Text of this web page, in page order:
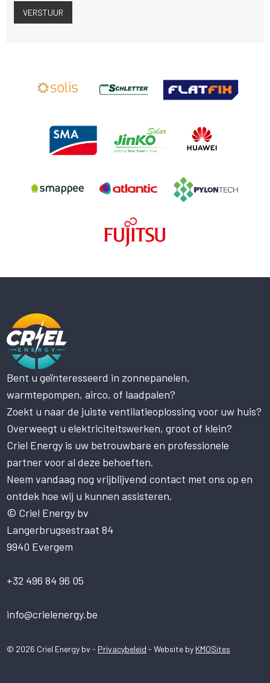
Bent u geïnteresseerd in zonnepanelen,
warmtepompen, airco, of laadpalen?
Zoekt u naar de juiste ventilatieoplossing voor uw huis?
Overweegt u elektriciteitswerken, groot of klein?
Criel Energy is uw betrouwbare en professionele
partner voor al deze behoeften.
Neem vandaag nog vrijblijvend contact met ons op en
ontdek hoe wij u kunnen assisteren.
© Criel Energy bv
Langerbrugsestraat 84
9940 Evergem
+32 496 84 96 05
info@crielenergy.be
© 2026 Criel Energy bv - Privacybeleid - Website by KMOSites
Deze website maakt gebruik
van cookies.
Deze website gebruikt cookies om uw
gebruikerservaring te verbeteren. Door
onze website te gebruiken, stemt u in met
alle cookies in overeenstemming met ons
Cookiebeleid.Lees verder
STRIKT NOODZAKELIJK
PRESTATIE
TARGETING
FUNCTIONEEL
NIET-GECLASSIFICEERD